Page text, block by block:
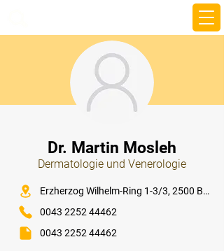
Dr. Martin Mosleh
Dermatologie und Venerologie
Erzherzog Wilhelm-Ring 1-3/3, 2500 Baden
0043 2252 44462
0043 2252 44462